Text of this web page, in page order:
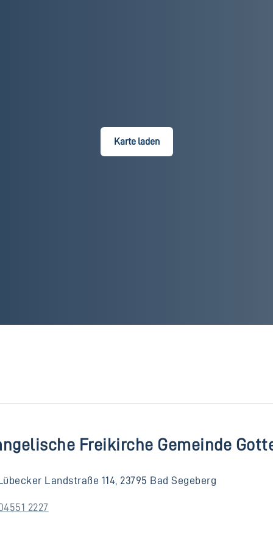
Karte laden
Freikirche Gemeinde
Landstraße 114, 23795 Bad Segeberg
2227